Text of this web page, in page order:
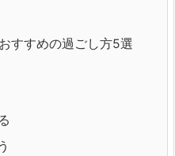
すすめの過ごし方5選